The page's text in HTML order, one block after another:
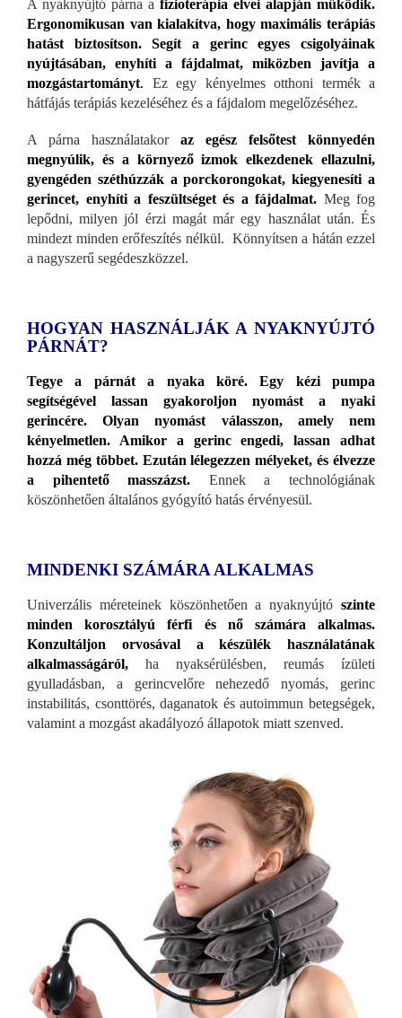
A nyaknyújtó párna a fizioterápia elvei alapján működik.
Ergonomikusan van kialakítva, hogy maximális terápiás
hatást biztosítson. Segít a gerinc egyes csigolyáinak
nyújtásában, enyhíti a fájdalmat, miközben javítja a
mozgástartományt. Ez egy kényelmes otthoni termék a
hátfájás terápiás kezeléséhez és a fájdalom megelőzéséhez.
A párna használatakor az egész felsőtest könnyedén
megnyúlik, és a környező izmok elkezdenek ellazulni,
gyengéden széthúzzák a porckorongokat, kiegyenesíti a
gerincet, enyhíti a feszültséget és a fájdalmat. Meg fog
lepődni, milyen jól érzi magát már egy használat után. És
mindezt minden erőfeszítés nélkül. Könnyítsen a hátán ezzel
a nagyszerű segédeszközzel.
HOGYAN HASZNÁLJÁK A NYAKNYÚJTÓ
PÁRNÁT?
Tegye a párnát a nyaka köré. Egy kézi pumpa
segítségével lassan gyakoroljon nyomást a nyaki
gerincére. Olyan nyomást válasszon, amely nem
kényelmetlen. Amikor a gerinc engedi, lassan adhat
hozzá még többet. Ezután lélegezzen mélyeket, és élvezze
a pihentető masszázst. Ennek a technológiának
köszönhetően általános gyógyító hatás érvényesül.
MINDENKI SZÁMÁRA ALKALMAS
Univerzális méreteinek köszönhetően a nyaknyújtó szinte
minden korosztályú férfi és nő számára alkalmas.
Konzultáljon orvosával a készülék használatának
alkalmasságáról, ha nyaksérülésben, reumás ízületi
gyulladásban, a gerincvelőre nehezedő nyomás, gerinc
instabilitás, csonttörés, daganatok és autoimmun betegségek,
valamint a mozgást akadályozó állapotok miatt szenved.